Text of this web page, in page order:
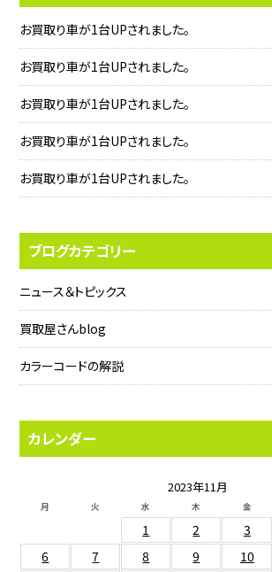
お買取り車が1台UPされました。
お買取り車が1台UPされました。
お買取り車が1台UPされました。
お買取り車が1台UPされました。
お買取り車が1台UPされました。
ブログカテゴリー
ニュース＆トピックス
買取屋さんblog
カラーコードの解説
カレンダー
2023年11月
月 火 水 木 金
1 2 3
6
7 8 9 10